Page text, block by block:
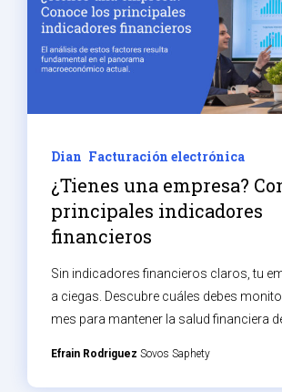
Dian Facturación electrónica
¿Tienes una empresa?
principales indicadores
financieros
Sin indicadores financieros claros, tu
a ciegas. Descubre cuáles debes
mes para mantener la salud financiera
Efrain Rodriguez Sovos Saphety